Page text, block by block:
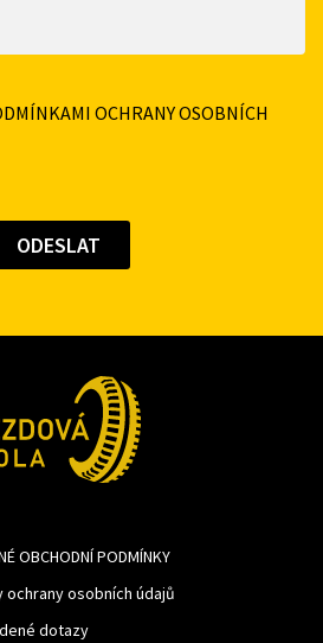
OCHRANY OSOBNÍCH
OBCHODNÍ PODMÍNKY
ochrany osobních údajů
dotazy